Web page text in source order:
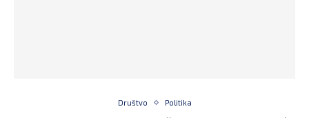
Društvo Politika